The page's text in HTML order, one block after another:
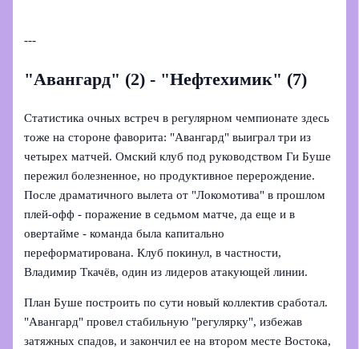
---
"Авангард" (2) - "Нефтехимик" (7)
Статистика очных встреч в регулярном чемпионате здесь
тоже на стороне фаворита: "Авангард" выиграл три из
четырех матчей. Омский клуб под руководством Ги Буше
пережил болезненное, но продуктивное перерождение.
После драматичного вылета от "Локомотива" в прошлом
плей-офф - поражение в седьмом матче, да еще и в
овертайме - команда была капитально
переформатирована. Клуб покинул, в частности,
Владимир Ткачёв, один из лидеров атакующей линии.
План Буше построить по сути новый коллектив сработал.
"Авангард" провел стабильную "регулярку", избежав
затяжных спадов, и закончил ее на втором месте Востока,